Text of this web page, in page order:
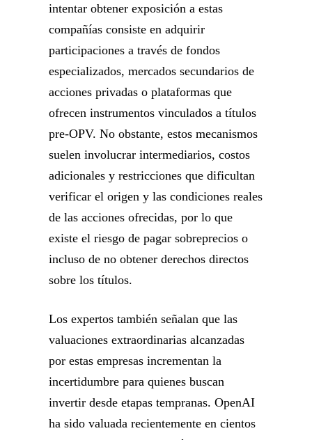
intentar obtener exposición a estas
compañías consiste en adquirir
participaciones a través de fondos
especializados, mercados secundarios de
acciones privadas o plataformas que
ofrecen instrumentos vinculados a títulos
pre-OPV. No obstante, estos mecanismos
suelen involucrar intermediarios, costos
adicionales y restricciones que dificultan
verificar el origen y las condiciones reales
de las acciones ofrecidas, por lo que
existe el riesgo de pagar sobreprecios o
incluso de no obtener derechos directos
sobre los títulos.
Los expertos también señalan que las
valuaciones extraordinarias alcanzadas
por estas empresas incrementan la
incertidumbre para quienes buscan
invertir desde etapas tempranas. OpenAI
ha sido valuada recientemente en cientos